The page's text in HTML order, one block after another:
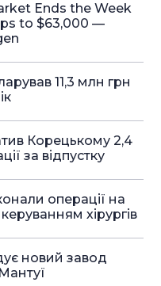
Ends the Week
to $63,000 —
11,3 млн грн
Корецькому 2,4
за відпустку
операції на
хірургів
новий завод